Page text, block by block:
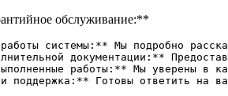
обслуживание:**
системы:** Мы подробно
документации:**
работы:** Мы уверены в
Готовы ответить на